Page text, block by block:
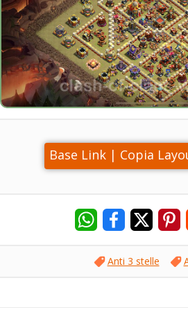
Base Link | Copia
Anti 3 stelle